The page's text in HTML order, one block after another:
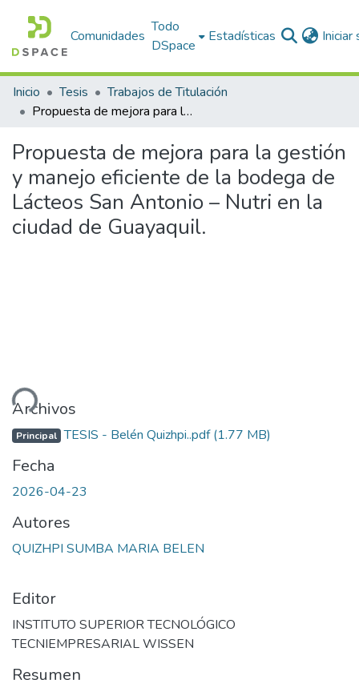
Comunidades
Todo
DSpace
Estadísticas Iniciar
Inicio Tesis
Trabajos de Titulación
Propuesta de mejora para la gestión y manejo eficiente de la bodega de Lácteos San Antonio – Nutri en la ciudad de Guayaquil.
Propuesta de mejora para la gestión
y manejo eficiente de la bodega de
Lácteos San Antonio – Nutri en la
ciudad de Guayaquil.
Archivos
Principal TESIS - Belén Quizhpi..pdf(1.77 MB)
Fecha
2026-04-23
Autores
QUIZHPI SUMBA MARIA BELEN
Editor
INSTITUTO SUPERIOR TECNOLÓGICO
TECNIEMPRESARIAL WISSEN
Resumen